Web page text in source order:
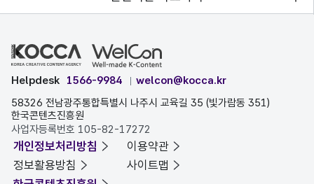
Helpdesk 1566-9984
welcon@kocca.kr
58326 전남광주통합특별시 나주시 교육길 35 (빛가람동 351)
한국콘텐츠진흥원
사업자등록번호 105-82-17272
개인정보처리방침
이용약관
정보활용방침
사이트맵